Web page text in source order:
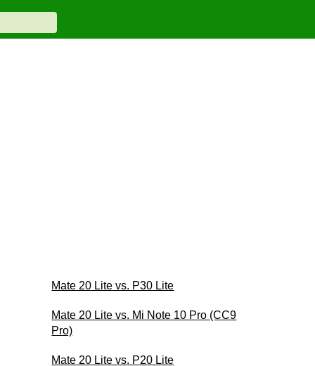
Mate 20 Lite vs. P30 Lite
Mate 20 Lite vs. Mi Note 10 Pro (CC9
Pro)
Mate 20 Lite vs. P20 Lite